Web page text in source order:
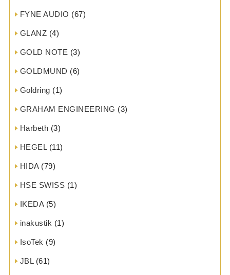
FYNE AUDIO (67)
GLANZ (4)
GOLD NOTE (3)
GOLDMUND (6)
Goldring (1)
GRAHAM ENGINEERING (3)
Harbeth (3)
HEGEL(11)
HIDA(79)
HSE SWISS (1)
IKEDA(5)
inakustik (1)
IsoTek (9)
JBL(61)